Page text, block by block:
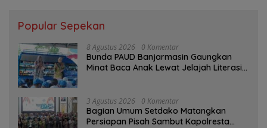
Popular Sepekan
8 Agustus 2026 0 Komentar
Bunda PAUD Banjarmasin Gaungkan
Minat Baca Anak Lewat Jelajah Literasi
3 Agustus 2026 0 Komentar
Bagian Umum Setdako Matangkan
Persiapan Pisah Sambut Kapolresta